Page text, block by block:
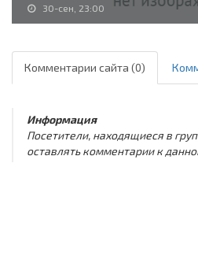
30-сен, 23:00
Комментарии сайта (0)
Информация
Посетители, находящиеся в
оставлять комментарии к